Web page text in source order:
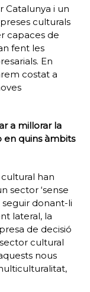
Catalunya i un
culturals
capaces de
fent les
En
costat a
a millorar la
en quins àmbits
han
sector ‘sense
seguir donant-li
lateral, la
de decisió
cultural
nous